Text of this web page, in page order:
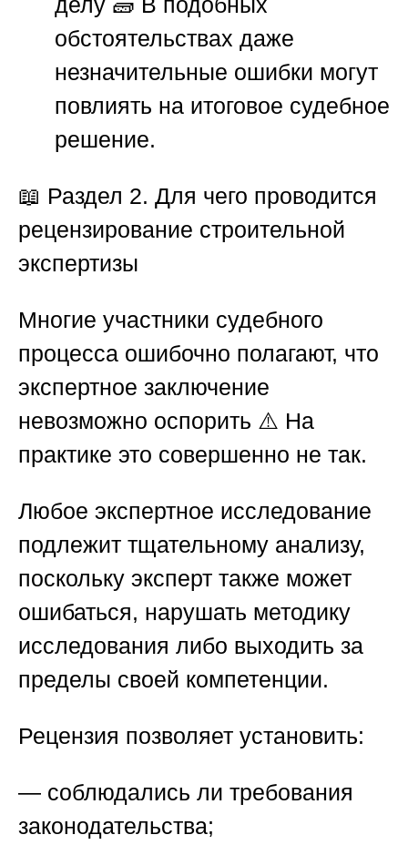
обстоятельствах даже
незначительные ошибки могут
повлиять на итоговое судебное
решение.
📖 Раздел 2. Для чего проводится
рецензирование строительной
экспертизы
Многие участники судебного
процесса ошибочно полагают, что
экспертное заключение
невозможно оспорить ⚠️ На
практике это совершенно не так.
Любое экспертное исследование
подлежит тщательному анализу,
поскольку эксперт также может
ошибаться, нарушать методику
исследования либо выходить за
пределы своей компетенции.
Рецензия позволяет установить:
— соблюдались ли требования
законодательства;